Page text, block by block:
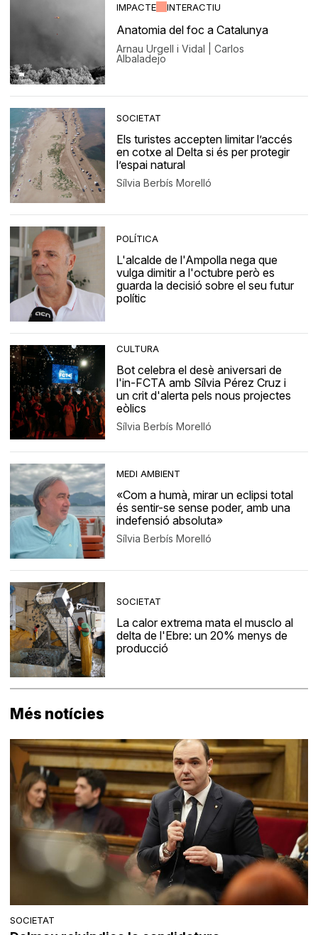
IMPACTE INTERACTIU
Anatomia del foc a Catalunya
Arnau Urgell i Vidal | Carlos
Albaladejo
SOCIETAT
Els turistes accepten limitar l’accés
en cotxe al Delta si és per protegir
l’espai natural
Sílvia Berbís Morelló
POLÍTICA
L'alcalde de l'Ampolla nega que
vulga dimitir a l'octubre però es
guarda la decisió sobre el seu futur
polític
CULTURA
Bot celebra el desè aniversari de
l'in-FCTA amb Sílvia Pérez Cruz i
un crit d'alerta pels nous projectes
eòlics
Sílvia Berbís Morelló
MEDI AMBIENT
«Com a humà, mirar un eclipsi total
és sentir-se sense poder, amb una
indefensió absoluta»
Sílvia Berbís Morelló
SOCIETAT
La calor extrema mata el musclo al
delta de l'Ebre: un 20% menys de
producció
Més notícies
SOCIETAT